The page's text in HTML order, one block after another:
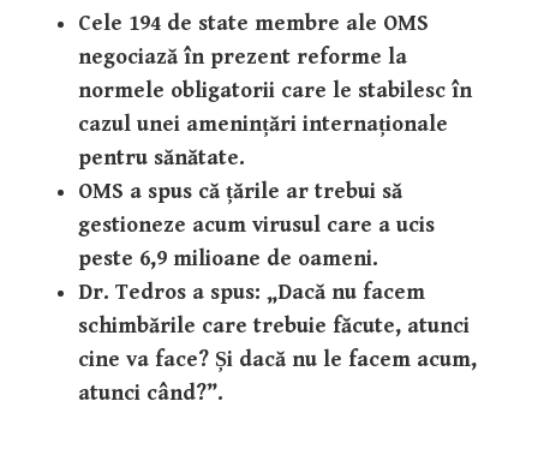
Cele 194 de state membre ale OMS
negociază în prezent reforme la
normele obligatorii care le stabilesc în
cazul unei amenințări internaționale
pentru sănătate.
OMS a spus că țările ar trebui să
gestioneze acum virusul care a ucis
peste 6,9 milioane de oameni.
Dr. Tedros a spus: „Dacă nu facem
schimbările care trebuie făcute, atunci
cine va face? Și dacă nu le facem acum,
atunci când?”.